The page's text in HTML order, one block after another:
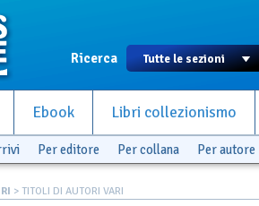
Ricerca
Ebook Libri collezionismo
Per editore Per collana Per autore
> TITOLI DI AUTORI VARI